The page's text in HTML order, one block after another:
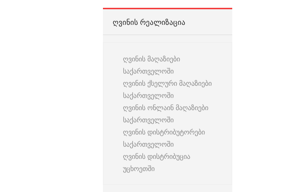
ᲦᲕᲘᲜᲘᲡ ᲠᲔᲐᲚᲘᲖᲐᲪᲘᲐ
ღვინის მაღაზიები
საქართველოში
ღვინის ქსელური მაღაზიები
საქართველოში
ღვინის ონლაინ მაღაზიები
საქართველოში
ღვინის დისტრიბუტორები
საქართველოში
ღვინის დისტრიბუცია
უცხოეთში